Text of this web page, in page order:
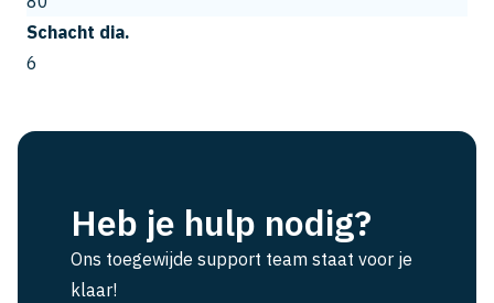
Schacht dia.
6
Heb je hulp nodig?
Ons toegewijde support team staat voor je
klaar!